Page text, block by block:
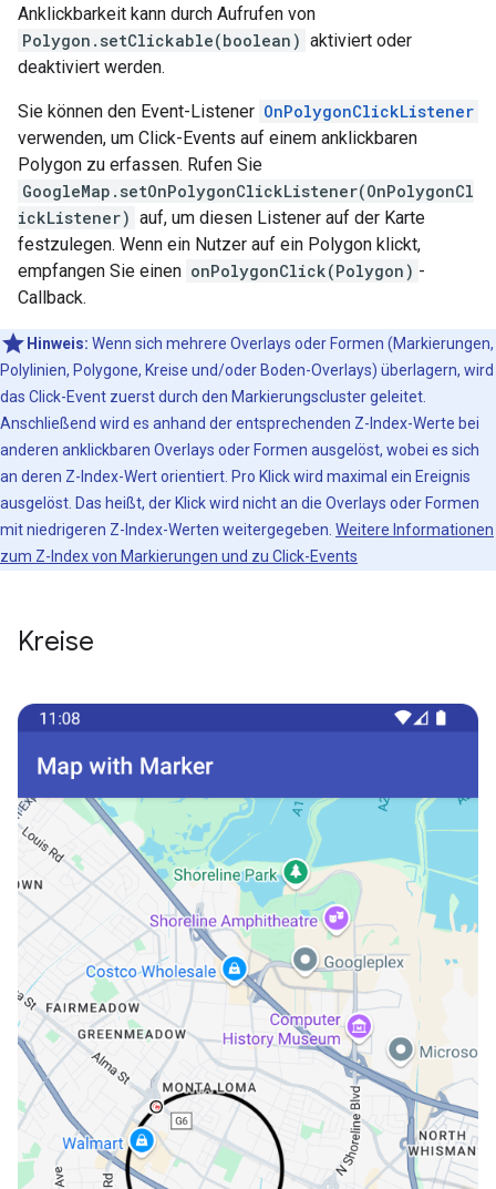
Anklickbarkeit kann durch Aufrufen von
Polygon.setClickable(boolean) aktiviert oder
deaktiviert werden.
Sie können den Event-Listener OnPolygonClickListener
verwenden, um Click-Events auf einem anklickbaren
Polygon zu erfassen. Rufen Sie
GoogleMap.setOnPolygonClickListener(OnPolygonCl
ickListener) auf, um diesen Listener auf der Karte
festzulegen. Wenn ein Nutzer auf ein Polygon klickt,
empfangen Sie einen onPolygonClick(Polygon) -
Callback.
Hinweis: Wenn sich mehrere Overlays oder Formen (Markierungen,
Polylinien, Polygone, Kreise und/oder Boden-Overlays) überlagern, wird
das Click-Event zuerst durch den Markierungscluster geleitet.
Anschließend wird es anhand der entsprechenden Z-Index-Werte bei
anderen anklickbaren Overlays oder Formen ausgelöst, wobei es sich
an deren Z-Index-Wert orientiert. Pro Klick wird maximal ein Ereignis
ausgelöst. Das heißt, der Klick wird nicht an die Overlays oder Formen
mit niedrigeren Z-Index-Werten weitergegeben. Weitere Informationen
zum Z-Index von Markierungen und zu Click-Events
Kreise